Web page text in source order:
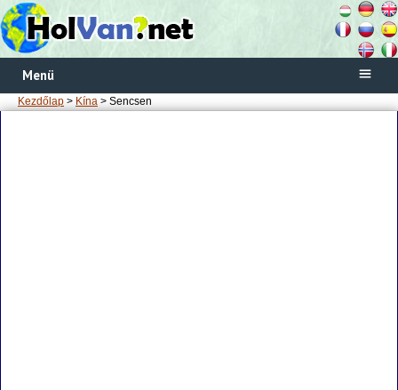
Menü
Kezdőlap > Kína > Sencsen